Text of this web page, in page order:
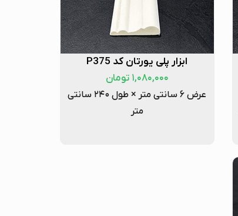
ابزار پلی یورتان کد P375
۱,۰۸۰,۰۰۰ تومان
عرض ۶ سانتی متر × طول ۲۴۰ سانتی
متر